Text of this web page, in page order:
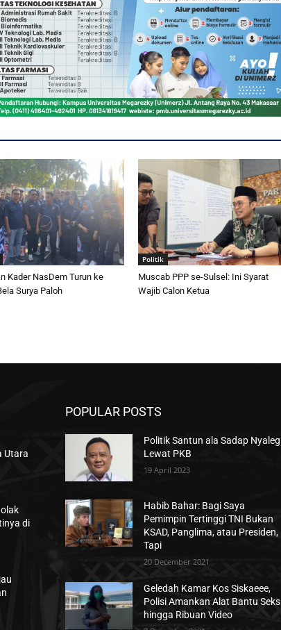
Kader NasDem Turun ke
Surya Paloh
Politik
Muscab PPP se-Sulsel: Ini Syarat
Wajib Calon Ketua
Utara
di
POPULAR POSTS
Politik Santun ala Sadap Nyaleg
Lewat PKB
19 April 2023
Habib Bahar: Bagi Saya
Pemimpin Tertinggi TNI Bukan
KSAD, Panglima, atau Presiden,
Tapi
20 December 2021
Geledah Kamar Kos Siskaeee,
Polisi Amankan Alat Bantu Seks
hingga Ribuan Video